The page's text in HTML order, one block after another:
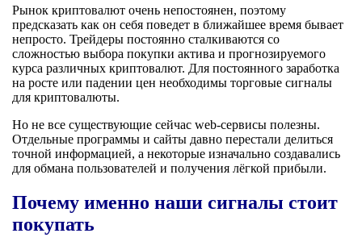
Рынок криптовалют очень непостоянен, поэтому
предсказать как он себя поведет в ближайшее время бывает
непросто. Трейдеры постоянно сталкиваются со
сложностью выбора покупки актива и прогнозируемого
курса различных криптовалют. Для постоянного заработка
на росте или падении цен необходимы торговые сигналы
для криптовалюты.
Но не все существующие сейчас web-сервисы полезны.
Отдельные программы и сайты давно перестали делиться
точной информацией, а некоторые изначально создавались
для обмана пользователей и получения лёгкой прибыли.
Почему именно наши сигналы стоит
покупать